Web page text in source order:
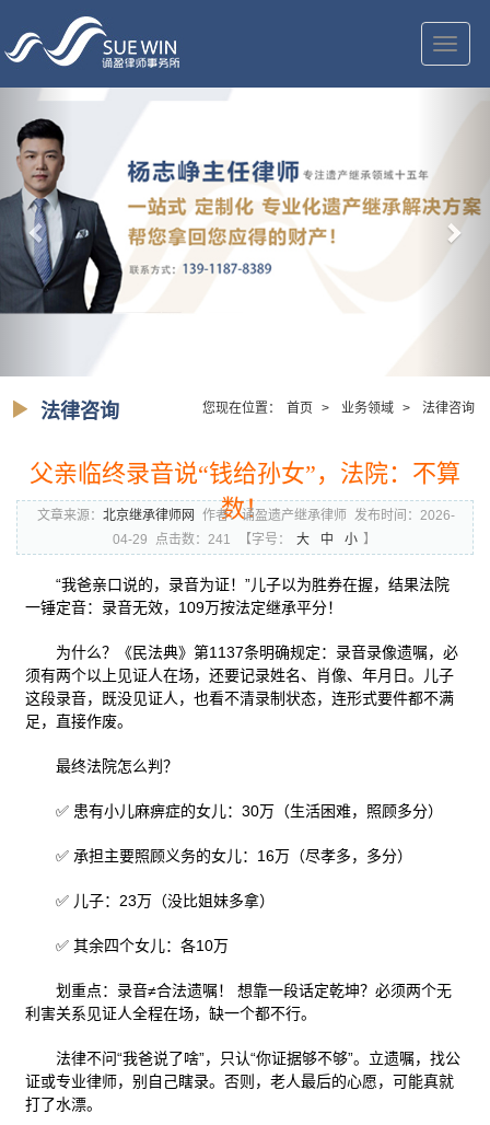
切
换
导
您现在位置： 首页 > 业务领域 > 法律咨询
法律咨询
父亲临终录音说“钱给孙女”，法院：不算
数！
文章来源： 北京继承律师网 作者：诵盈遗产继承律师 发布时间：2026-
04-29
点击数：241 【字号： 大 中 小 】
“我爸亲口说的，录音为证！”儿子以为胜券在握，结果法院
一锤定音：录音无效，109万按法定继承平分！
为什么？《民法典》第1137条明确规定：录音录像遗嘱，必
须有两个以上见证人在场，还要记录姓名、肖像、年月日。儿子
这段录音，既没见证人，也看不清录制状态，连形式要件都不满
足，直接作废。
最终法院怎么判？
✅ 患有小儿麻痹症的女儿：30万（生活困难，照顾多分）
✅ 承担主要照顾义务的女儿：16万（尽孝多，多分）
✅ 儿子：23万（没比姐妹多拿）
✅ 其余四个女儿：各10万
划重点：录音≠合法遗嘱！ 想靠一段话定乾坤？必须两个无
利害关系见证人全程在场，缺一个都不行。
法律不问“我爸说了啥”，只认“你证据够不够”。立遗嘱，找公
证或专业律师，别自己瞎录。否则，老人最后的心愿，可能真就
打了水漂。